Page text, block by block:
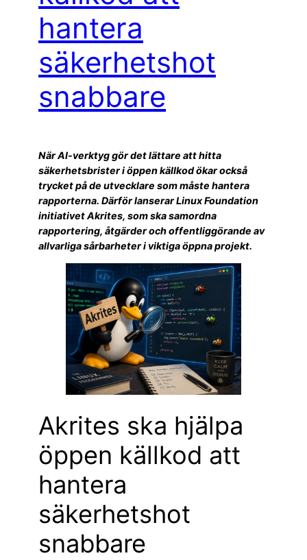
hantera
säkerhetshot
snabbare
När AI-verktyg gör det lättare att hitta
säkerhetsbrister i öppen källkod ökar också
trycket på de utvecklare som måste hantera
rapporterna. Därför lanserar Linux Foundation
initiativet Akrites, som ska samordna
rapportering, åtgärder och offentliggörande av
allvarliga sårbarheter i viktiga öppna projekt.
Akrites ska hjälpa
öppen källkod att
hantera
säkerhetshot
snabbare